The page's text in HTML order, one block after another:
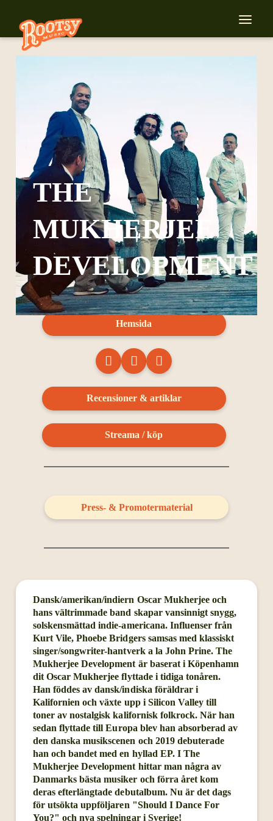
THE
MUKHERJEE
DEVELOPMENT
Hemsida
Recensioner & artiklar
Streama / köp
Press- & Promotermaterial
Dansk/amerikan/indiern Oscar Mukherjee och
hans vältrimmade band skapar vansinnigt snygg,
solskensmättad indie-americana. Influenser från
Kurt Vile, Phoebe Bridgers samsas med klassiskt
singer/songwriter-hantverk a la John Prine. The
Mukherjee Development är baserat i Köpenhamn
dit Oscar Mukherjee flyttade i tidiga tonåren.
Han föddes av dansk/indiska föräldrar i
Kalifornien och växte upp i Silicon Valley till
toner av nostalgisk kalifornisk folkrock. När han
sedan flyttade till Europa blev han absorberad av
den danska musikscenen och 2019 debuterade
han och bandet med en hyllad EP. I The
Mukherjee Development hittar man några av
Danmarks bästa musiker och förra året kom
deras efterlängtade debutalbum. Nu är det dags
för utsökta uppföljaren "Should I Dance For
You?" och nya spelningar i Sverige!